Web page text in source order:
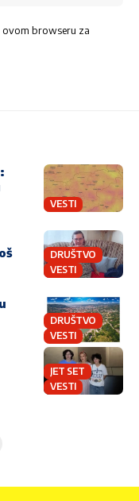
ovom browseru za
VESTI
DRUŠTVO
VESTI
DRUŠTVO
VESTI
JET SET
VESTI